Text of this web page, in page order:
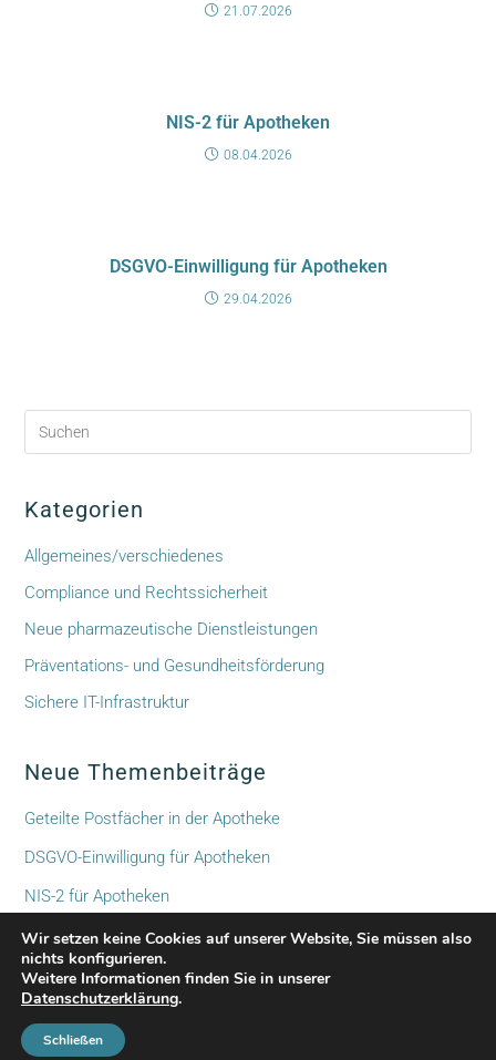
21.07.2026
NIS-2 für Apotheken
08.04.2026
DSGVO-Einwilligung für Apotheken
29.04.2026
Kategorien
Allgemeines/verschiedenes
Compliance und Rechtssicherheit
Neue pharmazeutische Dienstleistungen
Präventations- und Gesundheitsförderung
Sichere IT-Infrastruktur
Neue Themenbeiträge
Geteilte Postfächer in der Apotheke
DSGVO-Einwilligung für Apotheken
NIS-2 für Apotheken
Datenschutz auf Apotheken-Websites
Apotheke der Zukunft – sie wird aus Überzeugung gebaut.
Wir setzen keine Cookies auf unserer Website, Sie müssen also
nichts konfigurieren.
Weitere Informationen finden Sie in unserer
Datenschutzerklärung.
Schließen